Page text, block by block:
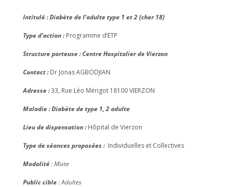
Intitulé : Diabète de l’adulte type 1 et 2 (cher 18)
Type d’action :Programme d’ETP
Structure porteuse : Centre Hospitalier de Vierzon
Contact :Dr Jonas AGBODJIAN
Adresse :33, Rue Léo Mérigot 18100 VIERZON
Maladie : Diabète de type 1, 2 adulte
Lieu de dispensation :Hôpital de Vierzon
Type de séances proposées : Individuelles et Collectives
Modalité: Mixte
Public cible: Adultes